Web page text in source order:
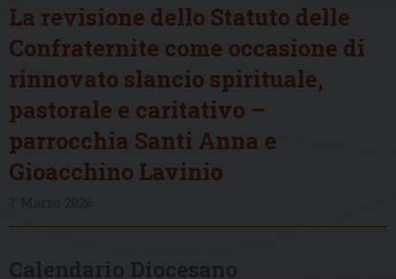
La revisione dello Statuto delle
Confraternite come occasione di
rinnovato slancio spirituale,
pastorale e caritativo –
parrocchia Santi Anna e
Gioacchino Lavinio